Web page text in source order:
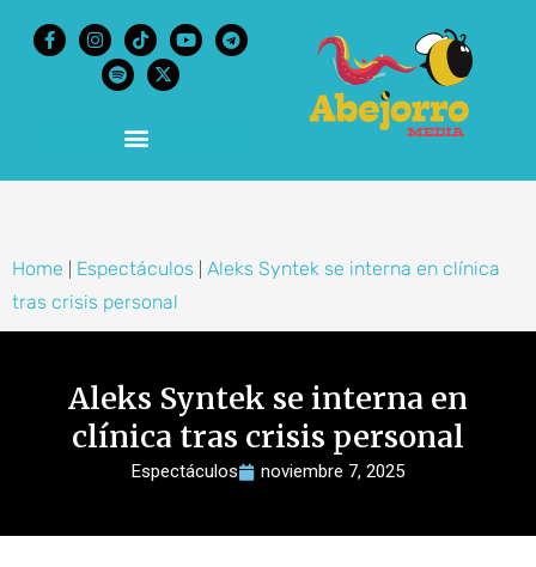
Home Espectáculos
Aleks Syntek se interna en clínica
tras crisis personal
Aleks Syntek se interna en
clínica tras crisis personal
Espectáculos noviembre 7, 2025